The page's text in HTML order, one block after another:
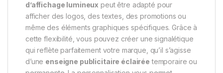
d’affichage lumineux peut être adapté pour
afficher des logos, des textes, des promotions ou
même des éléments graphiques spécifiques. Grâce à
cette flexibilité, vous pouvez créer une signalétique
qui reflète parfaitement votre marque, qu’il s’agisse
d’une enseigne publicitaire éclairée temporaire ou